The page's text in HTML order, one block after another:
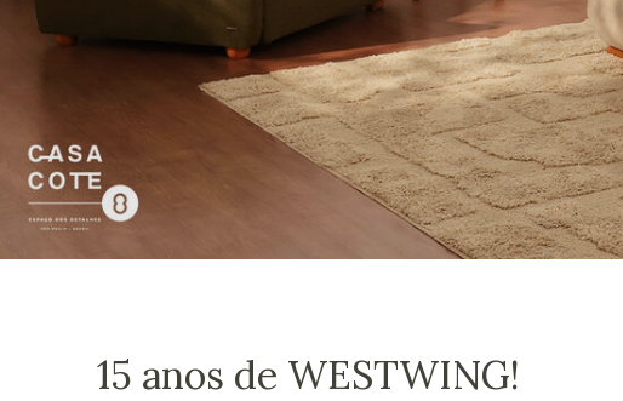
15 anos de WESTWING!